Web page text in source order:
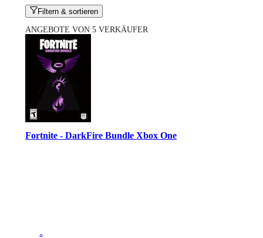
Filtern & sortieren
ANGEBOTE VON 5 VERKÄUFER
Fortnite - DarkFire Bundle Xbox One